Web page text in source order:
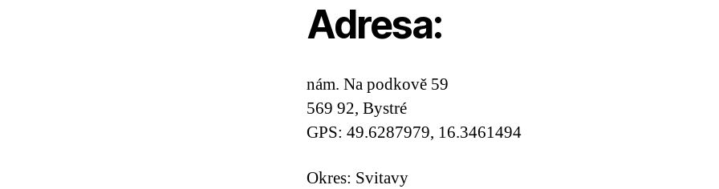
Adresa:
nám. Na podkově 59
569 92, Bystré
GPS: 49.6287979, 16.3461494
Okres: Svitavy